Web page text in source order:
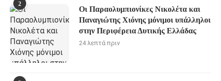
2
Οι Παραολυμπιονίκες Νικολέτα και
Παναγιώτης Χιόνης μόνιμοι υπάλληλοι
στην Περιφέρεια Δυτικής Ελλάδας
24 λεπτά πριν